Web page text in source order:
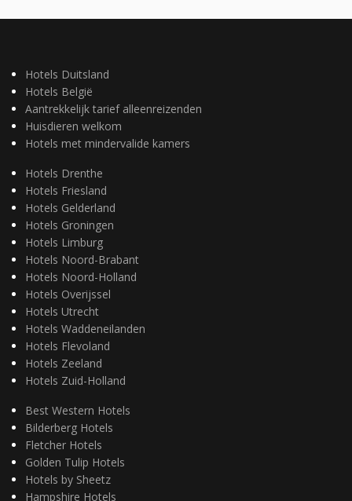
Hotels Duitsland
Hotels België
Aantrekkelijk tarief alleenreizenden
Huisdieren welkom
Hotels met mindervalide kamers
Hotels Drenthe
Hotels Friesland
Hotels Gelderland
Hotels Groningen
Hotels Limburg
Hotels Noord-Brabant
Hotels Noord-Holland
Hotels Overijssel
Hotels Utrecht
Hotels Waddeneilanden
Hotels Flevoland
Hotels Zeeland
Hotels Zuid-Holland
Best Western Hotels
Bilderberg Hotels
Fletcher Hotels
Golden Tulip Hotels
Hotels by Sheetz
Hampshire Hotels